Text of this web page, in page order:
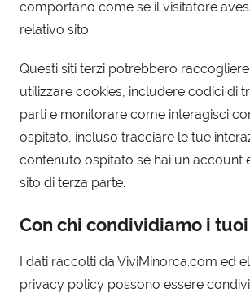
comportano come se il visitatore
relativo sito.
Questi siti terzi potrebbero
utilizzare cookies, includere codici di
parti e monitorare come interagisci
ospitato, incluso tracciare le tue
contenuto ospitato se hai un account
sito di terza parte.
Con chi condividiamo i
I dati raccolti da ViviMinorca.com ed
privacy policy possono essere